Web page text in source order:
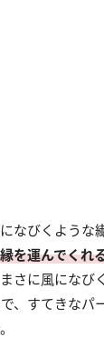
なびくような
を運んでくれ
さに風になび
、すてきなパ